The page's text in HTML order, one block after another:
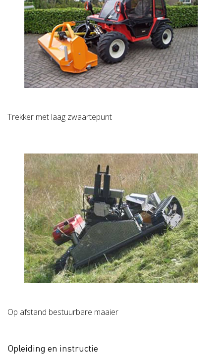
Trekker met laag zwaartepunt
Op afstand bestuurbare maaier
Opleiding en instructie